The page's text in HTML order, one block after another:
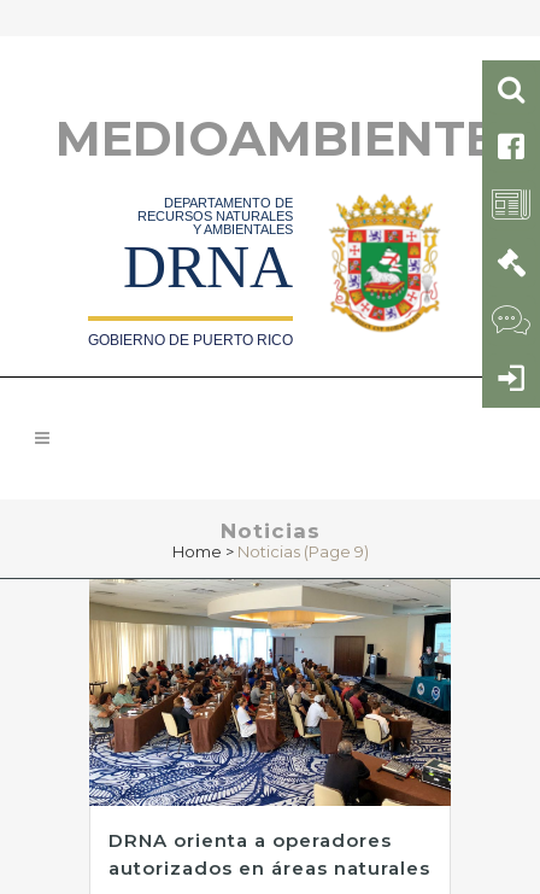
MEDIOAMBIENTE
DEPARTAMENTO DE
RECURSOS NATURALES
Y AMBIENTALES
DRNA
GOBIERNO DE PUERTO RICO
Noticias
Home > Noticias(Page 9)
DRNA orienta a operadores
autorizados en áreas naturales